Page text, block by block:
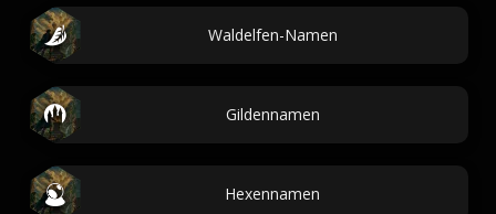
Waldelfen-Namen
Gildennamen
Hexennamen